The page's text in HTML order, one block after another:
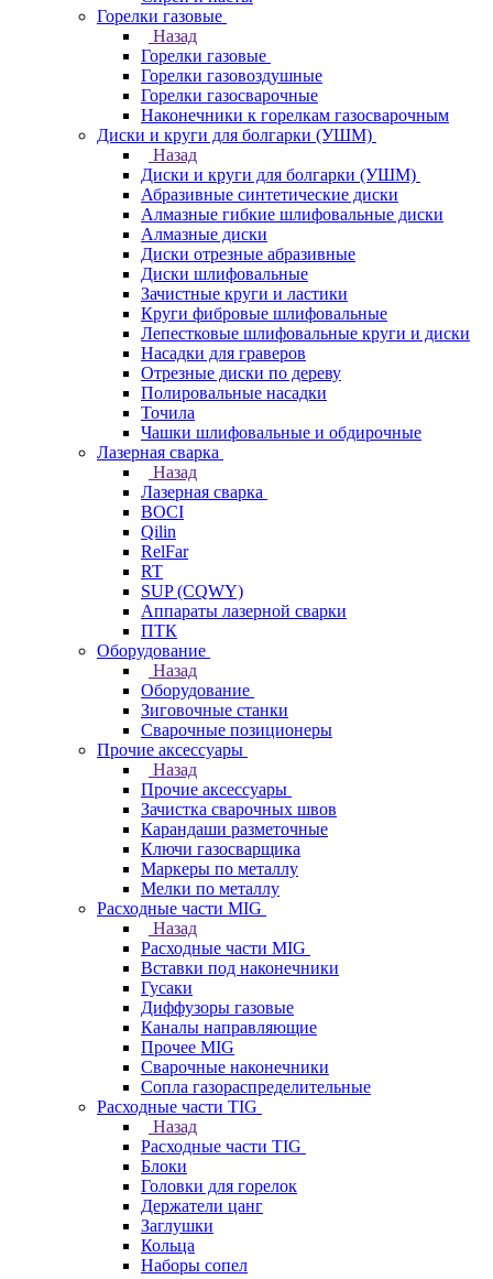
Горелки газовые
Назад
Горелки газовые
Горелки газовоздушные
Горелки газосварочные
Наконечники к горелкам газосварочным
Диски и круги для болгарки (УШМ)
Назад
Диски и круги для болгарки (УШМ)
Абразивные синтетические диски
Алмазные гибкие шлифовальные диски
Алмазные диски
Диски отрезные абразивные
Диски шлифовальные
Зачистные круги и ластики
Круги фибровые шлифовальные
Лепестковые шлифовальные круги и диски
Насадки для граверов
Отрезные диски по дереву
Полировальные насадки
Точила
Чашки шлифовальные и обдирочные
Лазерная сварка
Назад
Лазерная сварка
BOCI
Qilin
RelFar
RT
SUP (CQWY)
Аппараты лазерной сварки
ПТК
Оборудование
Назад
Оборудование
Зиговочные станки
Сварочные позиционеры
Прочие аксессуары
Назад
Прочие аксессуары
Зачистка сварочных швов
Карандаши разметочные
Ключи газосварщика
Маркеры по металлу
Мелки по металлу
Расходные части MIG
Назад
Расходные части MIG
Вставки под наконечники
Гусаки
Диффузоры газовые
Каналы направляющие
Прочее MIG
Сварочные наконечники
Сопла газораспределительные
Расходные части TIG
Назад
Расходные части TIG
Блоки
Головки для горелок
Держатели цанг
Заглушки
Кольца
Наборы сопел